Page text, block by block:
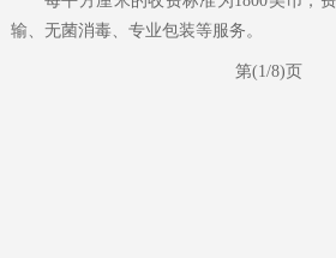
输、无菌消毒、专业包装等服务。
第(1/8)页